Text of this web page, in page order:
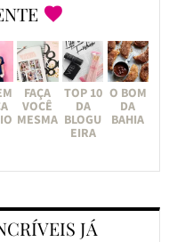
FAÇA
VOCÊ
MESMA
TOP 10
DA
BLOGU
EIRA
O BOM
DA
BAHIA
JÁ